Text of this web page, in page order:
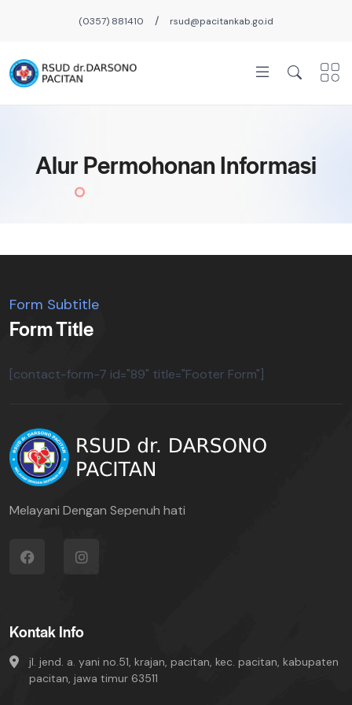
(0357) 881410 / rsud@pacitankab.go.id
Alur Permohonan Informasi
Form Subtitle
Form Title
[contact-form-7 id="89" title="Footer Form"]
Melayani Dengan Sepenuh hati
Kontak Info
jl. jend. a. yani no.51, krajan, pacitan, kec. pacitan, kabupaten
pacitan, jawa timur 63511